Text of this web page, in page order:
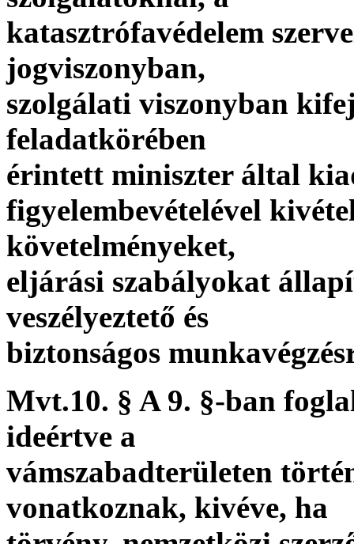
katasztrófavédelem
jogviszonyban,
szolgálati viszonyban
feladatkörében
érintett miniszter által
figyelembevételével
követelményeket,
eljárási szabályokat
veszélyeztető és
biztonságos
Mvt.10. § A 9. §-ban
ideértve a
vámszabadterületen
vonatkoznak, kivéve, ha